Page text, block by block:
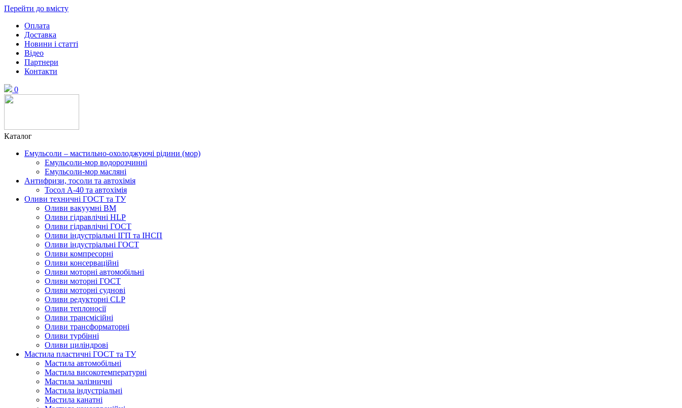
Перейти до вмісту
Оплата
Доставка
Новини і статті
Відео
Партнери
Контакти
0
Каталог
Емульсоли – мастильно-охолоджуючі рідини (мор)
Емульсоли-мор водорозчинні
Емульсоли-мор масляні
Антифризи, тосоли та автохімія
Тосол А-40 та автохімія
Оливи техничні ГОСТ та ТУ
Оливи вакуумні ВМ
Оливи гідравлічні HLP
Оливи гідравлічні ГОСТ
Оливи індустріальні ІГП та ІНСП
Оливи індустріальні ГОСТ
Оливи компресорні
Оливи консерваційні
Оливи моторні автомобільні
Оливи моторні ГОСТ
Оливи моторні суднові
Оливи редукторні CLP
Оливи теплоносії
Оливи трансмісійні
Оливи трансформаторні
Оливи турбінні
Оливи циліндрові
Мастила пластичні ГОСТ та ТУ
Мастила автомобільні
Мастила високотемпературні
Мастила залізничні
Мастила індустріальні
Мастила канатні